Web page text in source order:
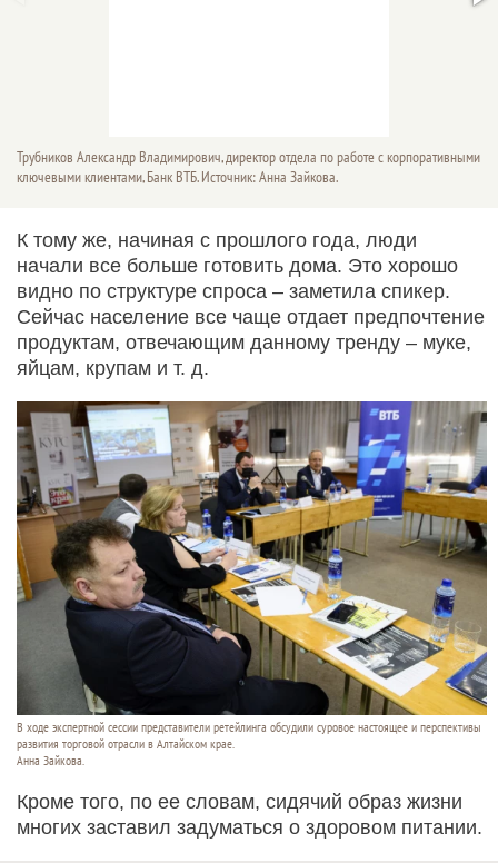
Трубников Александр Владимирович, директор отдела по работе с корпоративными
ключевыми клиентами, Банк ВТБ. Источник: Анна Зайкова.
К тому же, начиная с прошлого года, люди
начали все больше готовить дома. Это хорошо
видно по структуре спроса – заметила спикер.
Сейчас население все чаще отдает предпочтение
продуктам, отвечающим данному тренду – муке,
яйцам, крупам и т. д.
В ходе экспертной сессии представители ретейлинга обсудили суровое настоящее и перспективы
развития торговой отрасли в Алтайском крае.
Анна Зайкова.
Кроме того, по ее словам, сидячий образ жизни
многих заставил задуматься о здоровом питании.